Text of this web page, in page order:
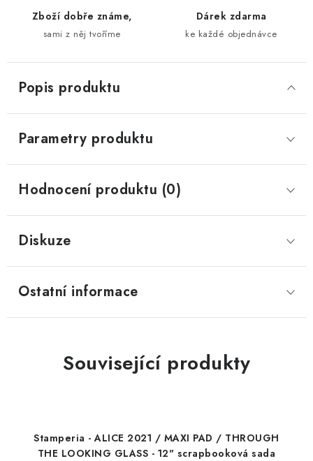
Zboží dobře známe,
sami z něj tvoříme
Dárek zdarma
ke každé objednávce
Popis produktu
Parametry produktu
Hodnocení produktu (0)
Diskuze
Ostatní informace
Související produkty
Stamperia - ALICE 2021 / MAXI PAD / THROUGH
THE LOOKING GLASS - 12" scrapbooková sada